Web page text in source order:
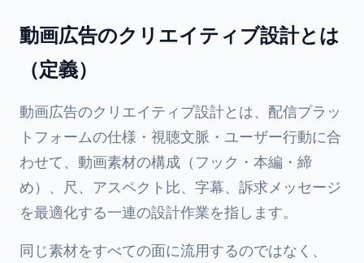
動画広告のクリエイティブ設計とは
（定義）
動画広告のクリエイティブ設計とは、配信プラッ
トフォームの仕様・視聴文脈・ユーザー行動に合
わせて、動画素材の構成（フック・本編・締
め）、尺、アスペクト比、字幕、訴求メッセージ
を最適化する一連の設計作業を指します。
同じ素材をすべての面に流用するのではなく、